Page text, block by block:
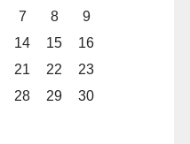
7 8
9
14 15
16
21 22
23
28 29
30